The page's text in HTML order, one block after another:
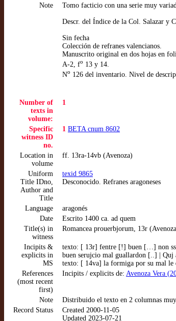
Note Tomo facticio con una serie muy
Descr. del Índice de la Col. Salazar y
Sin fecha
Colección de refranes valencianos.
Manuscrito original en dos hojas en
A-2, fo 13 y 14.
No 126 del inventario. Nivel de
Number of
texts in
volume:
1
Specific
witness ID
no.
1 BETA cnum 8602
Location in
volume
ff. 13ra-14vb (Avenoza)
Uniform
Title IDno,
Author and
Title
texid 9865
Desconocido. Refranes aragoneses
Language
aragonés
Date
Escrito 1400 ca. ad quem
Title(s) in
witness
Romancea prouerbjorum, 13r
Incipits &
explicits in
MS
texto: [ 13r] fentre [!] buen […] non
buen serujcio mal guallardon [..] | Quj
texto: [ 14va] la formiga por su mal
References
(most recent
first)
Incipits / explicits de: Avenoza Vera
Note
Distribuido el texto en 2 columnas
Record Status
Created 2000-11-05
Updated 2023-07-21